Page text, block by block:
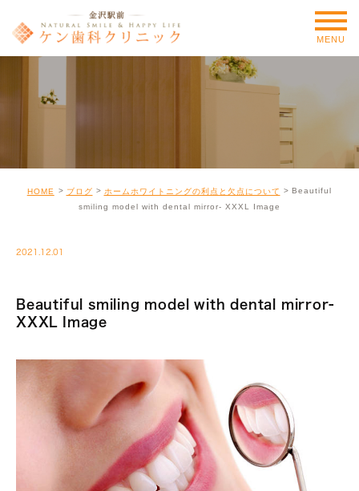
MENU
HOME ブログ ホームホワイトニングの利点と欠点について
Beautiful
smiling model with dental mirror- XXXL Image
2021.12.01
Beautiful smiling model with dental mirror-
XXXL Image